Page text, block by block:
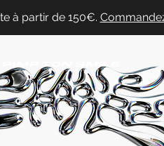
à partir de 150€.